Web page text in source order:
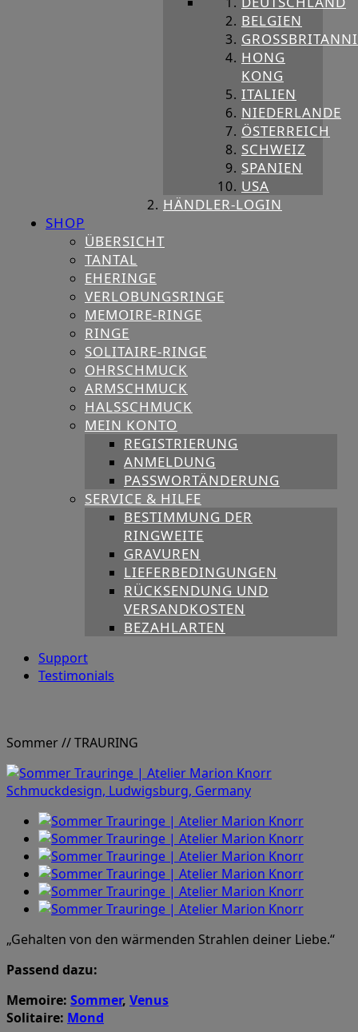
BELGIEN
HONG
KONG
ITALIEN
NIEDERLANDE
ÖSTERREICH
SCHWEIZ
SPANIEN
USA
HÄNDLER-LOGIN
SHOP
ÜBERSICHT
TANTAL
EHERINGE
VERLOBUNGSRINGE
MEMOIRE-RINGE
RINGE
SOLITAIRE-RINGE
OHRSCHMUCK
ARMSCHMUCK
HALSSCHMUCK
MEIN KONTO
REGISTRIERUNG
ANMELDUNG
PASSWORTÄNDERUNG
SERVICE & HILFE
BESTIMMUNG DER
RINGWEITE
GRAVUREN
LIEFERBEDINGUNGEN
RÜCKSENDUNG UND
VERSANDKOSTEN
BEZAHLARTEN
Support
Testimonials
Sommer// TRAURING
„Gehalten von den wärmenden Strahlen deiner Liebe.“
Passend dazu:
Memoire: Sommer, Venus
Solitaire: Mond